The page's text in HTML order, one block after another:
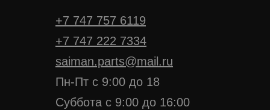
+7 747 757 6119
+7 747 222 7334
saiman.parts@mail.ru
Пн-Пт с 9:00 до 18
Суббота с 9:00 до 16:00